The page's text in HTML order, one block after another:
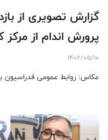
گزارش تصویری از
پرورش اندام از مرکز
1402/05/10
عکاس: روابط عمومی فدراسیون